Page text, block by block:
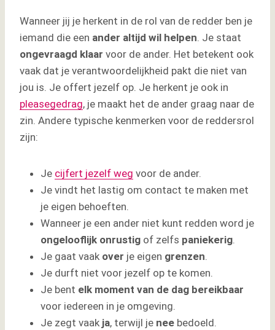
Hooggevoelig en de relatie met de
reddersrol
Verschil tussen helpen en redden
Reddersrol, TA en de dramadriehoek
De dramadriehoek
Ordening in het systeem
Hoe kom je uit de reddersrol?
Belang van goede zelfzorg
Wanneer jij je herkent in de rol van de redder ben je
iemand die een ander altijd wil helpen. Je staat
ongevraagd klaar voor de ander. Het betekent ook
vaak dat je verantwoordelijkheid pakt die niet van
jou is. Je offert jezelf op. Je herkent je ook in
pleasegedrag, je maakt het de ander graag naar de
zin. Andere typische kenmerken voor de reddersrol
zijn:
Je cijfert jezelf weg voor de ander.
Je vindt het lastig om contact te maken met
je eigen behoeften.
Wanneer je een ander niet kunt redden word je
ongelooflijk onrustig of zelfs paniekerig.
Je gaat vaak over je eigen grenzen.
Je durft niet voor jezelf op te komen.
Je bent elk moment van de dag bereikbaar
voor iedereen in je omgeving.
Je zegt vaak ja, terwijl je nee bedoeld.